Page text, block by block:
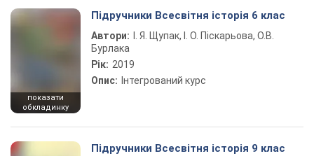
показати
обкладинку
Підручники Всесвітня історія 6 клас
Автори:
І. Я. Щупак, І. О. Піскарьова, О.В.
Бурлака
Рік: 2019
Опис: Інтегрований курс
Підручники Всесвітня історія 9 клас